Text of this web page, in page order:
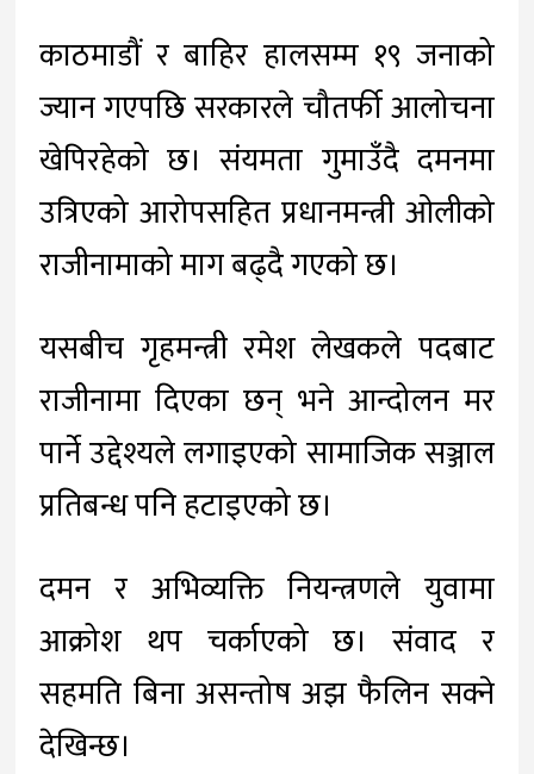
काठमाडौं र बाहिर हालसम्म १९ जनाको
ज्यान गएपछि सरकारले चौतर्फी आलोचना
खेपिरहेको छ। संयमता गुमाउँदै दमनमा
उत्रिएको आरोपसहित प्रधानमन्त्री ओलीको
राजीनामाको माग बढ्दै गएको छ।
यसबीच गृहमन्त्री रमेश लेखकले पदबाट
राजीनामा दिएका छन् भने आन्दोलन मर
पार्ने उद्देश्यले लगाइएको सामाजिक सञ्जाल
प्रतिबन्ध पनि हटाइएको छ।
दमन र अभिव्यक्ति नियन्त्रणले युवामा
आक्रोश थप चर्काएको छ। संवाद र
सहमति बिना असन्तोष अझ फैलिन सक्ने
देखिन्छ।